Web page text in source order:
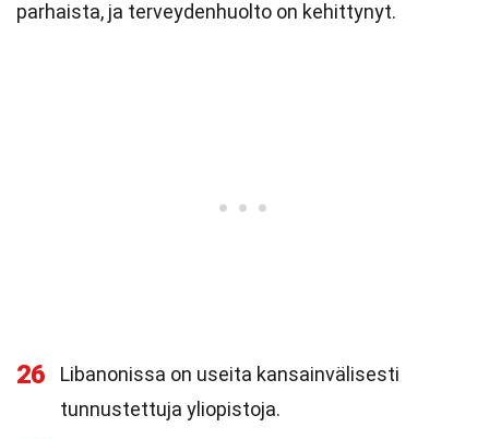
parhaista, ja terveydenhuolto on kehittynyt.
26
Libanonissa on useita kansainvälisesti
tunnustettuja yliopistoja.